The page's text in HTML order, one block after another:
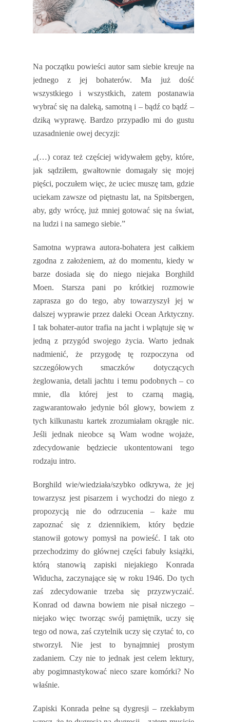
Na początku powieści autor sam siebie kreuje na
jednego z jej bohaterów. Ma już dość
wszystkiego i wszystkich, zatem postanawia
wybrać się na daleką, samotną i – bądź co bądź –
dziką wyprawę. Bardzo przypadło mi do gustu
uzasadnienie owej decyzji:
„(…) coraz też częściej widywałem gęby, które,
jak sądziłem, gwałtownie domagały się mojej
pięści, poczułem więc, że uciec muszę tam, gdzie
uciekam zawsze od piętnastu lat, na Spitsbergen,
aby, gdy wrócę, już mniej gotować się na świat,
na ludzi i na samego siebie.”
Samotna wyprawa autora-bohatera jest całkiem
zgodna z założeniem, aż do momentu, kiedy w
barze dosiada się do niego niejaka Borghild
Moen. Starsza pani po krótkiej rozmowie
zaprasza go do tego, aby towarzyszył jej w
dalszej wyprawie przez daleki Ocean Arktyczny.
I tak bohater-autor trafia na jacht i wplątuje się w
jedną z przygód swojego życia. Warto jednak
nadmienić, że przygodę tę rozpoczyna od
szczegółowych smaczków dotyczących
żeglowania, detali jachtu i temu podobnych – co
mnie, dla której jest to czarną magią,
zagwarantowało jedynie ból głowy, bowiem z
tych kilkunastu kartek zrozumiałam okrągłe nic.
Jeśli jednak nieobce są Wam wodne wojaże,
zdecydowanie będziecie ukontentowani tego
rodzaju intro.
Borghild wie/wiedziała/szybko odkrywa, że jej
towarzysz jest pisarzem i wychodzi do niego z
propozycją nie do odrzucenia – każe mu
zapoznać się z dziennikiem, który będzie
stanowił gotowy pomysł na powieść. I tak oto
przechodzimy do głównej części fabuły książki,
którą stanowią zapiski niejakiego Konrada
Widucha, zaczynające się w roku 1946. Do tych
zaś zdecydowanie trzeba się przyzwyczaić.
Konrad od dawna bowiem nie pisał niczego –
niejako więc tworząc swój pamiętnik, uczy się
tego od nowa, zaś czytelnik uczy się czytać to, co
stworzył. Nie jest to bynajmniej prostym
zadaniem. Czy nie to jednak jest celem lektury,
aby pogimnastykować nieco szare komórki? No
właśnie.
Zapiski Konrada pełne są dygresji – rzekłabym